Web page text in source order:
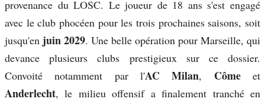
provenance du LOSC. Le joueur de 18 ans s'est engagé
avec le club phocéen pour les trois prochaines saisons, soit
jusqu'en juin 2029. Une belle opération pour Marseille, qui
devance plusieurs clubs prestigieux sur ce dossier.
Convoité notamment par l'AC Milan, Cômeet
Anderlecht, le milieu offensif a finalement tranché en